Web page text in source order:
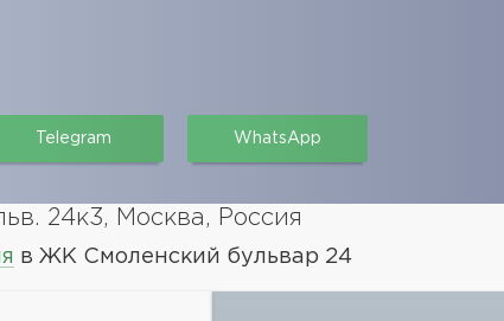
Telegram WhatsApp
24к3, Москва, Россия
в ЖК Смоленский бульвар 24